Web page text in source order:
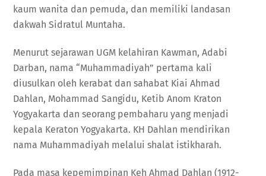
kaum wanita dan pemuda, dan memiliki landasan
dakwah Sidratul Muntaha.
Menurut sejarawan UGM kelahiran Kawman, Adabi
Darban, nama “Muhammadiyah” pertama kali
diusulkan oleh kerabat dan sahabat Kiai Ahmad
Dahlan, Mohammad Sangidu, Ketib Anom Kraton
Yogyakarta dan seorang pembaharu yang menjadi
kepala Keraton Yogyakarta. KH Dahlan mendirikan
nama Muhammadiyah melalui shalat istikharah.
Pada masa kepemimpinan Keh Ahmad Dahlan (1912-